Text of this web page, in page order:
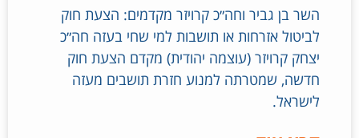
השר בן גביר וחה״כ קרויזר מקדמים: הצעת חוק
לביטול אזרחות או תושבות למי שחי בעזה חה״כ
יצחק קרויזר (עוצמה יהודית) מקדם הצעת חוק
חדשה, שמטרתה למנוע חזרת תושבים מעזה
לישראל.